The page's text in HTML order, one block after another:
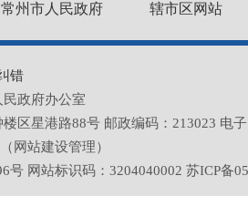
常州市人民政府 辖市区网站
错
政府办公室
区星港路88号 邮政编码：213023 电
网站建设管理）
号 网站标识码：3204040002 苏ICP备